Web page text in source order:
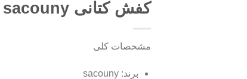
کفش کتانی ⁣sacouny
مشخصات کلی
برند: ⁣sacouny